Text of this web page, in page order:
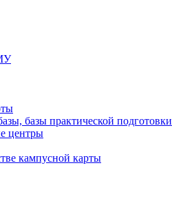
базы практической подготовки
центры
кампусной карты